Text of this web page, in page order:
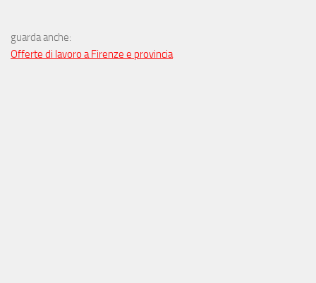
guarda anche:
Offerte di lavoro a Firenze e provincia